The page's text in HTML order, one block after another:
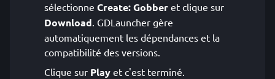
sélectionne Create: Gobber et clique sur
Download. GDLauncher gère
automatiquement les dépendances et la
compatibilité des versions.
Clique sur Play et c'est terminé.